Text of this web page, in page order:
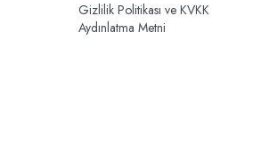
Gizlilik Politikası ve KVKK
Aydınlatma Metni